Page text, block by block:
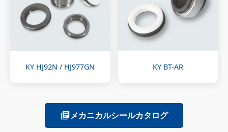
KY HJ92N / HJ977GN KY BT-AR
メカニカルシールカタログ